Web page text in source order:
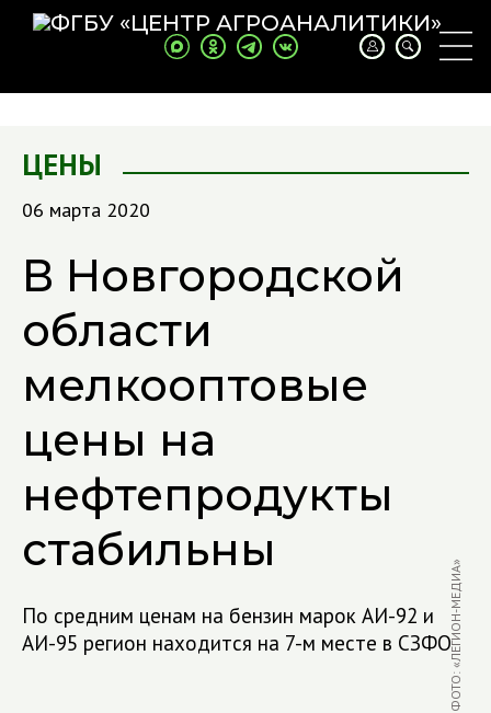
ЦЕНЫ
06 марта 2020
В Новгородской
области
мелкооптовые
цены на
нефтепродукты
стабильны
По средним ценам на бензин марок АИ-92 и
АИ-95 регион находится на 7-м месте в СЗФОФОТО: «ЛЕГИОН-МЕДИА»